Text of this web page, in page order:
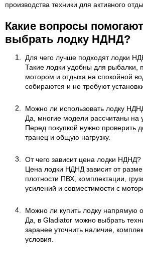
производства техники для активного
Какие вопросы
выбрать лодку НДНД?
Для чего лучше подходят лодки
Такие лодки удобны для рыбалки,
мотором и отдыха на спокойной
собираются и не требуют
Можно ли использовать лодку
Да, многие модели рассчитаны на
Перед покупкой нужно проверить
транец и общую нагрузку.
От чего зависит цена лодки НДНД?
Цена лодки НДНД зависит от
плотности ПВХ, комплектации,
усилений и совместимости с
Можно ли купить лодку напрямую
Да, в Gladiator можно выбрать
заранее уточнить наличие,
условия.